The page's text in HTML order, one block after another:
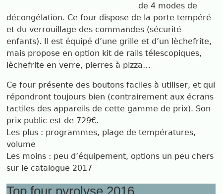
de 4 modes de
décongélation. Ce four dispose de la porte tempéré
et du verrouillage des commandes (sécurité
enfants). Il est équipé d’une grille et d’un lèchefrite,
mais propose en option kit de rails télescopiques,
lèchefrite en verre, pierres à pizza…
Ce four présente des boutons faciles à utiliser, et qui
répondront toujours bien (contrairement aux écrans
tactiles des appareils de cette gamme de prix). Son
prix public est de 729€.
Les plus : programmes, plage de températures,
volume
Les moins : peu d’équipement, options un peu chers
sur le catalogue 2017
Top four pyrolyse 2016